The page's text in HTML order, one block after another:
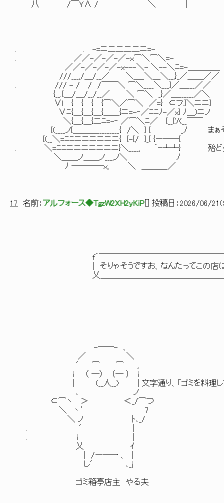
八 /￣Ｙ∧ / ＼ |
. . -=ニ二二二二ニ=-
. ／／-／-／-／-ｘ⌒＼⌒＼=-
／／-／-／-／-x---＼- ＼--＼ﾆ=-＿＿＿＿
///___,/＿/__／ ＼＿_＼＿＼__,}_／＿＿／／
. /// - / / /￣￣＼ ⌒＼____＼___}／＿___／／
{__.{＿/＿/__/__／ ＼ ⌒＼ _}／＿______／＼
∨l { { { {⌒＼／⌒＼ ／=} ⊂フ.}＼ニニ}
∨ﾆ{＿{＿{＿{＿＿{ニ=-‐／ﾆﾆﾉ-／x} ﾉ＿)ニノ
＼{＿{＿{二ﾆ=-‐ ／⌒＼ﾆ／ {__{ｿ(__￣￣
{(____ノ{＿＿＿_________{ /＼ } { _ﾉ まぁそうじゃ
{(__＼=ﾆﾆニニニニニニ{ {-{/ }_{ {ー──{
. ＼=ﾆﾆニニニニニニニ}＼____, ｀ｰ┴┴} 殆ど金のない
＼＿＿ノ＿＿ノ___,ノ＼ ﾉ
ﾉ ────ｘ, ＼ ＿＿＿_／
17 名前： アルフォース◆TgzW2XH2yKiP ] 投稿日： 2026/06/
f´￣￣￣￣￣￣￣￣￣￣￣￣￣￣￣￣￣
| そりゃそうですお、なんたってこの店は
乂＿＿＿＿＿＿＿＿＿＿＿＿＿＿＿＿
-―─- 、
／ ＼
′ ⌒ ⌒ ,
i （ ―） （― ） ｉ
| (__人__) | 文字通り、「ゴミを料理して客に出
､ ノ
⊂⌒ヽ ＞ ＜_/⌒つ
＼ 丶′ 7
＼ ノ ﾄ､_/
. ′ |
. i |
乂 ｲ
| /ー―一 、 |
し′ ､_ｊ
ゴミ箱亭店主 やる夫